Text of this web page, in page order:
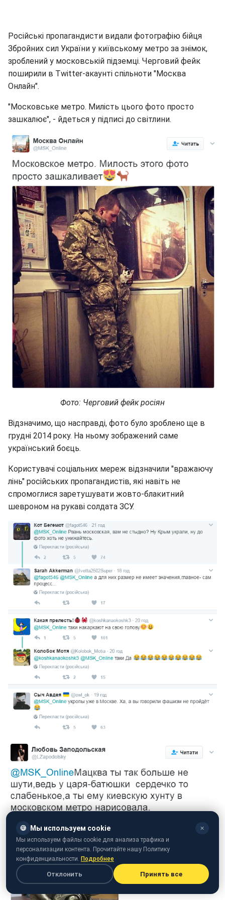
Російські пропагандисти видали фотографію бійця
Збройних сил України у київському метро за знімок,
зроблений у московській підземці. Черговий фейк
поширили в Twitter-акаунті спільноти "Москва
Онлайн".
"Московське метро. Милість цього фото просто
зашкалює", - йдеться у підписі до світлини.
Фото: Черговий фейк росіян
Відзначимо, що насправді, фото було зроблено ще в
грудні 2014 року. На ньому зображений саме
український боєць.
Користувачі соціальних мереж відзначили "вражаючу
лінь" російських пропагандистів, які навіть не
спромоглися заретушувати жовто-блакитний
шевроном на рукаві солдата ЗСУ.
🍪 Мы используем cookie ✕
Мы используем файлы cookie для анализа трафика и
персонализации контента. Прочитайте нашу Политику
конфиденциальности. Подробнее
Отклонить Принять все